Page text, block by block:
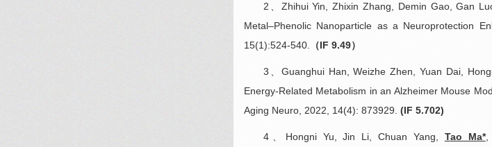
2、Zhihui Yin, Zhixin Zhang, Demin Gao, Gan
Metal–Phenolic Nanoparticle as a Neuroprotection
15(1):524-540.
（IF 9.49）
3、Guanghui Han, Weizhe Zhen, Yuan Dai,
Energy-Related Metabolism in an Alzheimer Mouse
Aging Neuro, 2022, 14(4): 873929. (IF 5.702)
4、Hongni Yu, Jin Li, Chuan Yang, Tao Ma*,